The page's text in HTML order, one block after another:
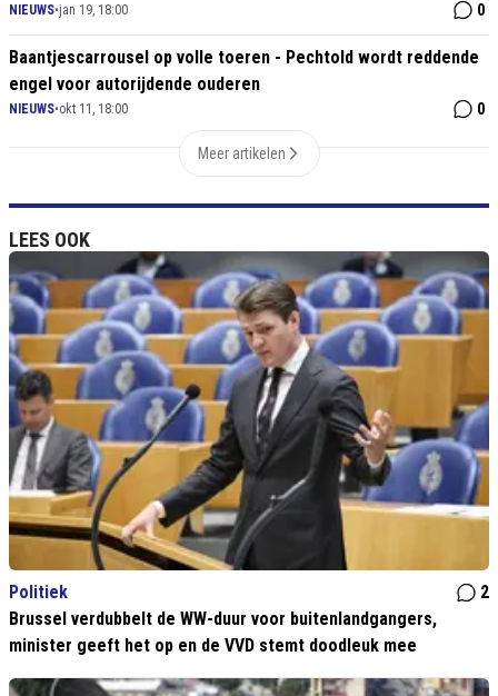
NIEUWS•jan 19, 18:00 0
Baantjescarrousel op volle toeren - Pechtold wordt reddende
engel voor autorijdende ouderen
NIEUWS•okt 11, 18:00 0
Meer artikelen
LEES OOK
Politiek
2
Brussel verdubbelt de WW-duur voor buitenlandgangers,
minister geeft het op en de VVD stemt doodleuk mee